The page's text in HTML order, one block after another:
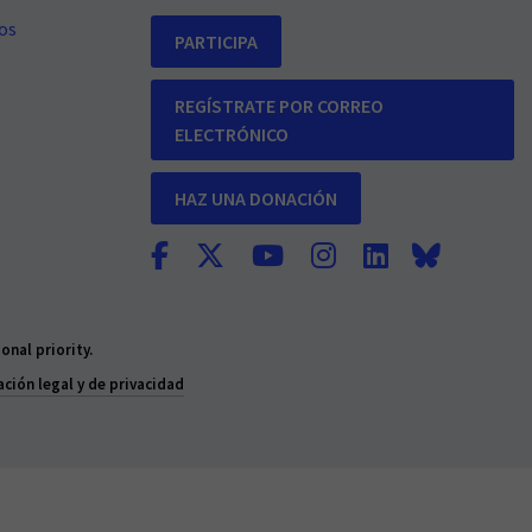
PARTICIPA
REGÍSTRATE POR CORREO
ELECTRÓNICO
HAZ UNA DONACIÓN
priority.
legal y de privacidad